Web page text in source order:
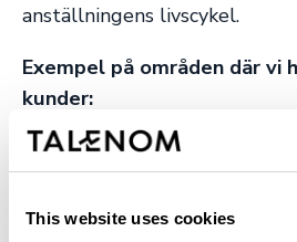
This website uses cookies
anställningens livscykel.
Exempel på områden där vi
kunder:
Förhandlingar om